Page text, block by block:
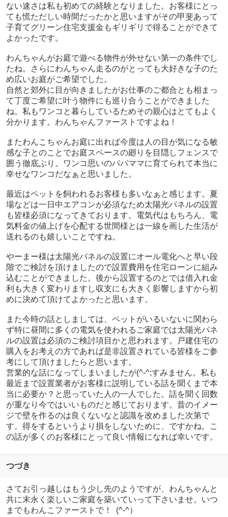
ない速さは私も初めての経験となりました。お客様にとっ
ても慌ただしい時間だったかと思いますがその甲斐あって
子育てグリーン住宅支援金もギリギリで得ることができて
よかったです。
わんちゃんがお庭で遊べる物件が外せない第一の条件でし
たね。さらにわんちゃん走るのがとっても大好きな子のた
め広いお庭がご希望でした。
自然と郊外に目が向きましたがお仕事のご都合とも相まっ
て丁度ご希望に叶う物件にも巡り合うことができました
ね。私もワンコと暮らしているためその親心はとてもよく
分かります。わんちゃんファーストですよね！
またわんこちゃんお庭に出れば今度は人の目が気になる敏
感な子とのことでお庭スペースの廻りを目隠しフェンスで
囲う徹底ぶり。ワンコ思いのパパママに育てられて本当に
幸せなワンコだなぁと思いました。
最近はペットを飼われるお客様も多いなぁと感じます。夏
場などは一日中エアコンが必須なため太陽光パネルの設置
も皆様必須になってきております。電気代はもちろん、電
気料金の値上げを心配する世間様とは一線を画した生活が
送れるのも嬉しいことですね。
やーまー様は太陽光パネルの設置にオール電化へと早い段
階でご検討を頂けましたので設置費用を住宅ローンに組み
込むことができました。後から設置するのとでは借入れ金
利も大きく変わりますし収支にも大きく影響しますから初
めに決めて頂けてよかったと思います。
また今時の話としましては、ペットがいるいないに関わら
ず特に昼間に多くの電気を使われるご家庭では太陽光パネ
ルの設置は必須のご検討項目かと思われます。戸建住宅の
購入をお考えの方であれば是非設置されている皆様をご参
考にして頂けましたらと思います。
営業的な話になってしまいましたが(^-^;すみません。私も
最近まで設置業者がお客様に説明している話を聞くまで本
当に必要か？と思っていた人の一人でした。話を聞く回数
が重なり今ではいいものだと感じております。昔のイメー
ジで壁を作るのは良くないなと認識を改めました次第で
す。得をするというより損をしないために、ですかね。こ
の話が多くのお客様にとって良い情報になれば幸いです。
つづき
さてお引っ越しはもう少し先のようですが、わんちゃんと
共に末永く楽しいご家庭を築いていって下さいませ。いつ
までもわんこファーストで！ (^-^）